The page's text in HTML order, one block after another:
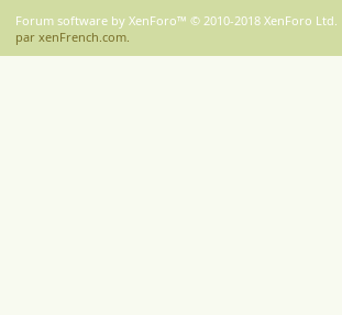
Forum software by XenForo™ © 2010-2018 XenForo Ltd.
par xenFrench.com.